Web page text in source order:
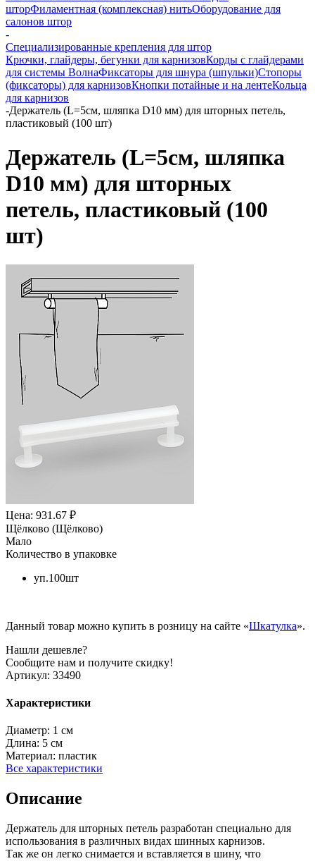
шторФиламентная (комплексная) нитьОборудование для
салонов штор
-
Специализированные крепления для штор
Крючки, глайдеры, бегунки для карнизовКорды с глайдерами
для системы ВолнаФиксаторы для шнура (шпульки)Стопоры
(фиксаторы) для карнизовКнопки потайные и на лентеКольца
для карнизов
-Держатель (L=5см, шляпка D10 мм) для шторных петель,
пластиковый (100 шт)
Держатель (L=5см, шляпка
D10 мм) для шторных
петель, пластиковый (100
шт)
Цена: 931.67 ₽
Щёлково (Щёлково)
Мало
Количество в упаковке
уп.100шт
Данный товар можно купить в розницу на сайте «Шкатулка».
Нашли дешевле?
Сообщите нам и получите скидку!
Артикул: 33490
Характеристики
Диаметр: 1 см
Длина: 5 см
Материал: пластик
Все характеристики
Описание
Держатель для шторных петель разработан специально для
использования в различных видах шинных карнизов.
Так же он легко снимается и вставляется в шину, что